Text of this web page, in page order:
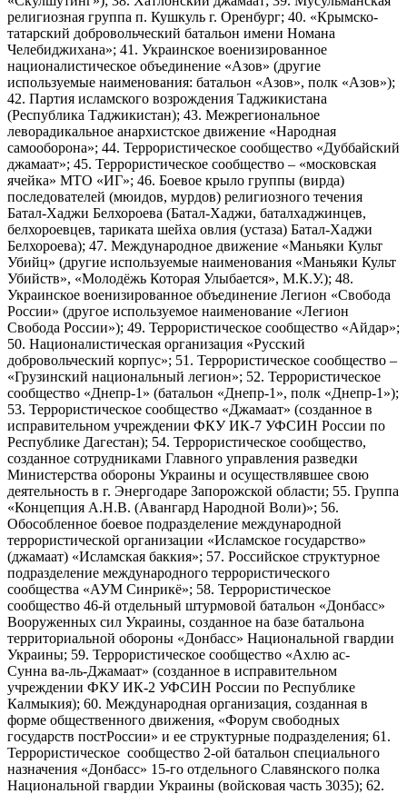
религиозная группа п. Кушкуль г. Оренбург; 40. «Крымско-
татарский добровольческий батальон имени Номана
Челебиджихана»; 41. Украинское военизированное
националистическое объединение «Азов» (другие
используемые наименования: батальон «Азов», полк «Азов»);
42. Партия исламского возрождения Таджикистана
(Республика Таджикистан); 43. Межрегиональное
леворадикальное анархистское движение «Народная
самооборона»; 44. Террористическое сообщество «Дуббайский
джамаат»; 45. Террористическое сообщество – «московская
ячейка» МТО «ИГ»; 46. Боевое крыло группы (вирда)
последователей (мюидов, мурдов) религиозного течения
Батал-Хаджи Белхороева (Батал-Хаджи, баталхаджинцев,
белхороевцев, тариката шейха овлия (устаза) Батал-Хаджи
Белхороева); 47. Международное движение «Маньяки Культ
Убийц» (другие используемые наименования «Маньяки Культ
Убийств», «Молодёжь Которая Улыбается», М.К.У.); 48.
Украинское военизированное объединение Легион «Свобода
России» (другое используемое наименование «Легион
Свобода России»); 49. Террористическое сообщество «Айдар»;
50. Националистическая организация «Русский
добровольческий корпус»; 51. Террористическое сообщество –
«Грузинский национальный легион»; 52. Террористическое
сообщество «Днепр-1» (батальон «Днепр-1», полк «Днепр-1»);
53. Террористическое сообщество «Джамаат» (созданное в
исправительном учреждении ФКУ ИК-7 УФСИН России по
Республике Дагестан); 54. Террористическое сообщество,
созданное сотрудниками Главного управления разведки
Министерства обороны Украины и осуществлявшее свою
деятельность в г. Энергодаре Запорожской области; 55. Группа
«Концепция А.Н.В. (Авангард Народной Воли)»; 56.
Обособленное боевое подразделение международной
террористической организации «Исламское государство»
(джамаат) «Исламская баккия»; 57. Российское структурное
подразделение международного террористического
сообщества «АУМ Синрикё»; 58. Террористическое
сообщество 46-й отдельный штурмовой батальон «Донбасс»
Вооруженных сил Украины, созданное на базе батальона
территориальной обороны «Донбасс» Национальной гвардии
Украины; 59. Террористическое сообщество «Ахлю ас-
Сунна ва-ль-Джамаат» (созданное в исправительном
учреждении ФКУ ИК-2 УФСИН России по Республике
Калмыкия); 60. Международная организация, созданная в
форме общественного движения, «Форум свободных
государств постРоссии» и ее структурные подразделения; 61.
Террористическое сообщество 2-ой батальон специального
назначения «Донбасс» 15-го отдельного Славянского полка
Национальной гвардии Украины (войсковая часть 3035); 62.